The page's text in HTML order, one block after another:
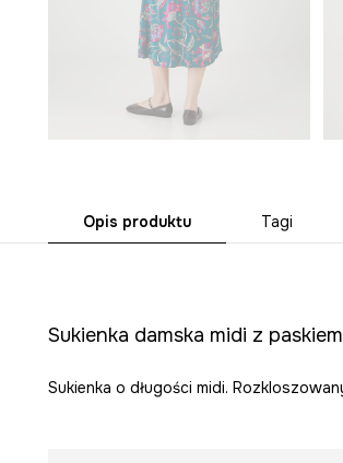
Opis produktu Tagi
Sukienka damska midi z
Sukienka o długości midi.